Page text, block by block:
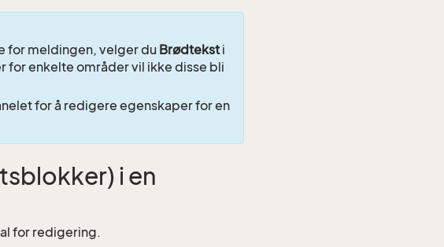
for meldingen, velger du Brødteksti
for enkelte områder vil ikke disse bli
for å redigere egenskaper for en
i en
for redigering.